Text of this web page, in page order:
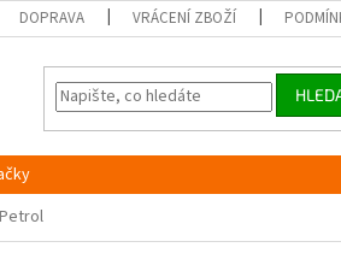
DOPRAVA VRÁCENÍ ZBOŽÍ